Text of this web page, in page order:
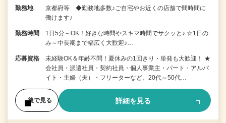
勤務地
京都府等 ◆勤務地多数♪ご自宅やお近くの店舗で間時間に
働けます♪
勤務時間
1日5分～OK！好きな時間やスキマ時間でサクッと♪ ☆1日の
み～中長期まで幅広く大歓迎♪…
応募資格
未経験OK＆年齢不問！夏休みの1回きり・単発も大歓迎！ ★
会社員・派遣社員・契約社員・個人事業主・パート・アルバ
イト・主婦（夫）・フリーターなど、20代～50代…
後で見る 詳細を見る